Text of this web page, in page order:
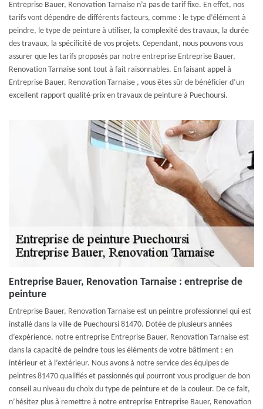
Entreprise Bauer, Renovation Tarnaise n’a pas de tarif fixe. En effet, nos
tarifs vont dépendre de différents facteurs, comme : le type d’élément à
peindre, le type de peinture à utiliser, la complexité des travaux, la durée
des travaux, la spécificité de vos projets. Cependant, nous pouvons vous
assurer que les tarifs proposés par notre entreprise Entreprise Bauer,
Renovation Tarnaise sont tout à fait raisonnables. En faisant appel à
Entreprise Bauer, Renovation Tarnaise , vous êtes sûr de bénéficier d’un
excellent rapport qualité-prix en travaux de peinture à Puechoursi.
Entreprise Bauer, Renovation Tarnaise : entreprise de
peinture
Entreprise Bauer, Renovation Tarnaise est un peintre professionnel qui est
installé dans la ville de Puechoursi 81470. Dotée de plusieurs années
d’expérience, notre entreprise Entreprise Bauer, Renovation Tarnaise est
dans la capacité de peindre tous les éléments de votre bâtiment : en
intérieur et à l’extérieur. Nous avons à notre service des équipes de
peintres 81470 qualifiés et passionnés qui pourront vous prodiguer de bon
conseil au niveau du choix du type de peinture et de la couleur. De ce fait,
n’hésitez plus à remettre à notre entreprise Entreprise Bauer, Renovation